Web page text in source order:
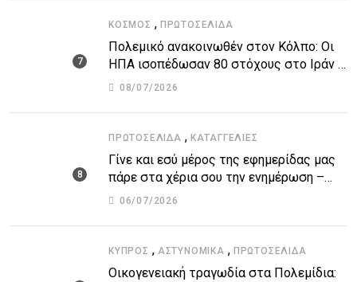
ΚΌΣΜΟΣ , ΠΡΩΤΟΣΈΛΙΔΑ
Πολεμικό ανακοινωθέν στον Κόλπο: Οι
ΗΠΑ ισοπέδωσαν 80 στόχους στο Ιράν –
Μπαράζ επιθέσεων σε αμερικανικές
08/07/2026
ΠΡΩΤΟΣΈΛΙΔΑ , ΚΑΤΑΓΓΕΛΙΕΣ
Γίνε και εσύ μέρος της εφημερίδας μας
πάρε στα χέρια σου την ενημέρωση –
στείλε το δικό σου άρθρο την δική σου
06/07/2026
ΚΎΠΡΟΣ , ΑΣΤΥΝΟΜΙΚΆ , ΠΡΩΤΟΣΈΛΙΔΑ
Οικογενειακή τραγωδία στα Πολεμίδια: